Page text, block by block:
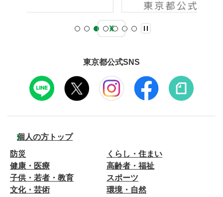
東京都公式SNS
個人の方トップ
防災
くらし・住まい
健康・医療
高齢者・福祉
子供・若者・教育
スポーツ
文化・芸術
環境・自然